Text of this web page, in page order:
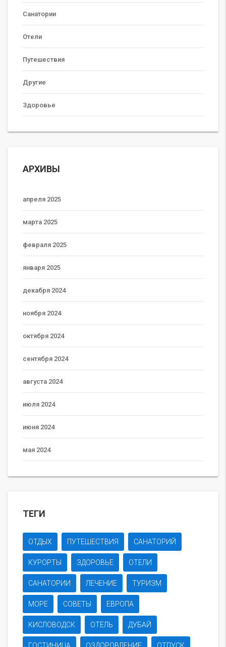
Санатории
Отели
Путешествия
Другие
Здоровье
АРХИВЫ
апреля 2025
марта 2025
февраля 2025
января 2025
декабря 2024
ноября 2024
октября 2024
сентября 2024
августа 2024
июля 2024
июня 2024
мая 2024
ТЕГИ
ОТДЫХ ПУТЕШЕСТВИЯ САНАТОРИЙ
КУРОРТЫ ЗДОРОВЬЕ ОТЕЛИ
САНАТОРИИ ЛЕЧЕНИЕ ТУРИЗМ
МОРЕ СОВЕТЫ ЕВРОПА
КИСЛОВОДСК ОТЕЛЬ ДУБАЙ